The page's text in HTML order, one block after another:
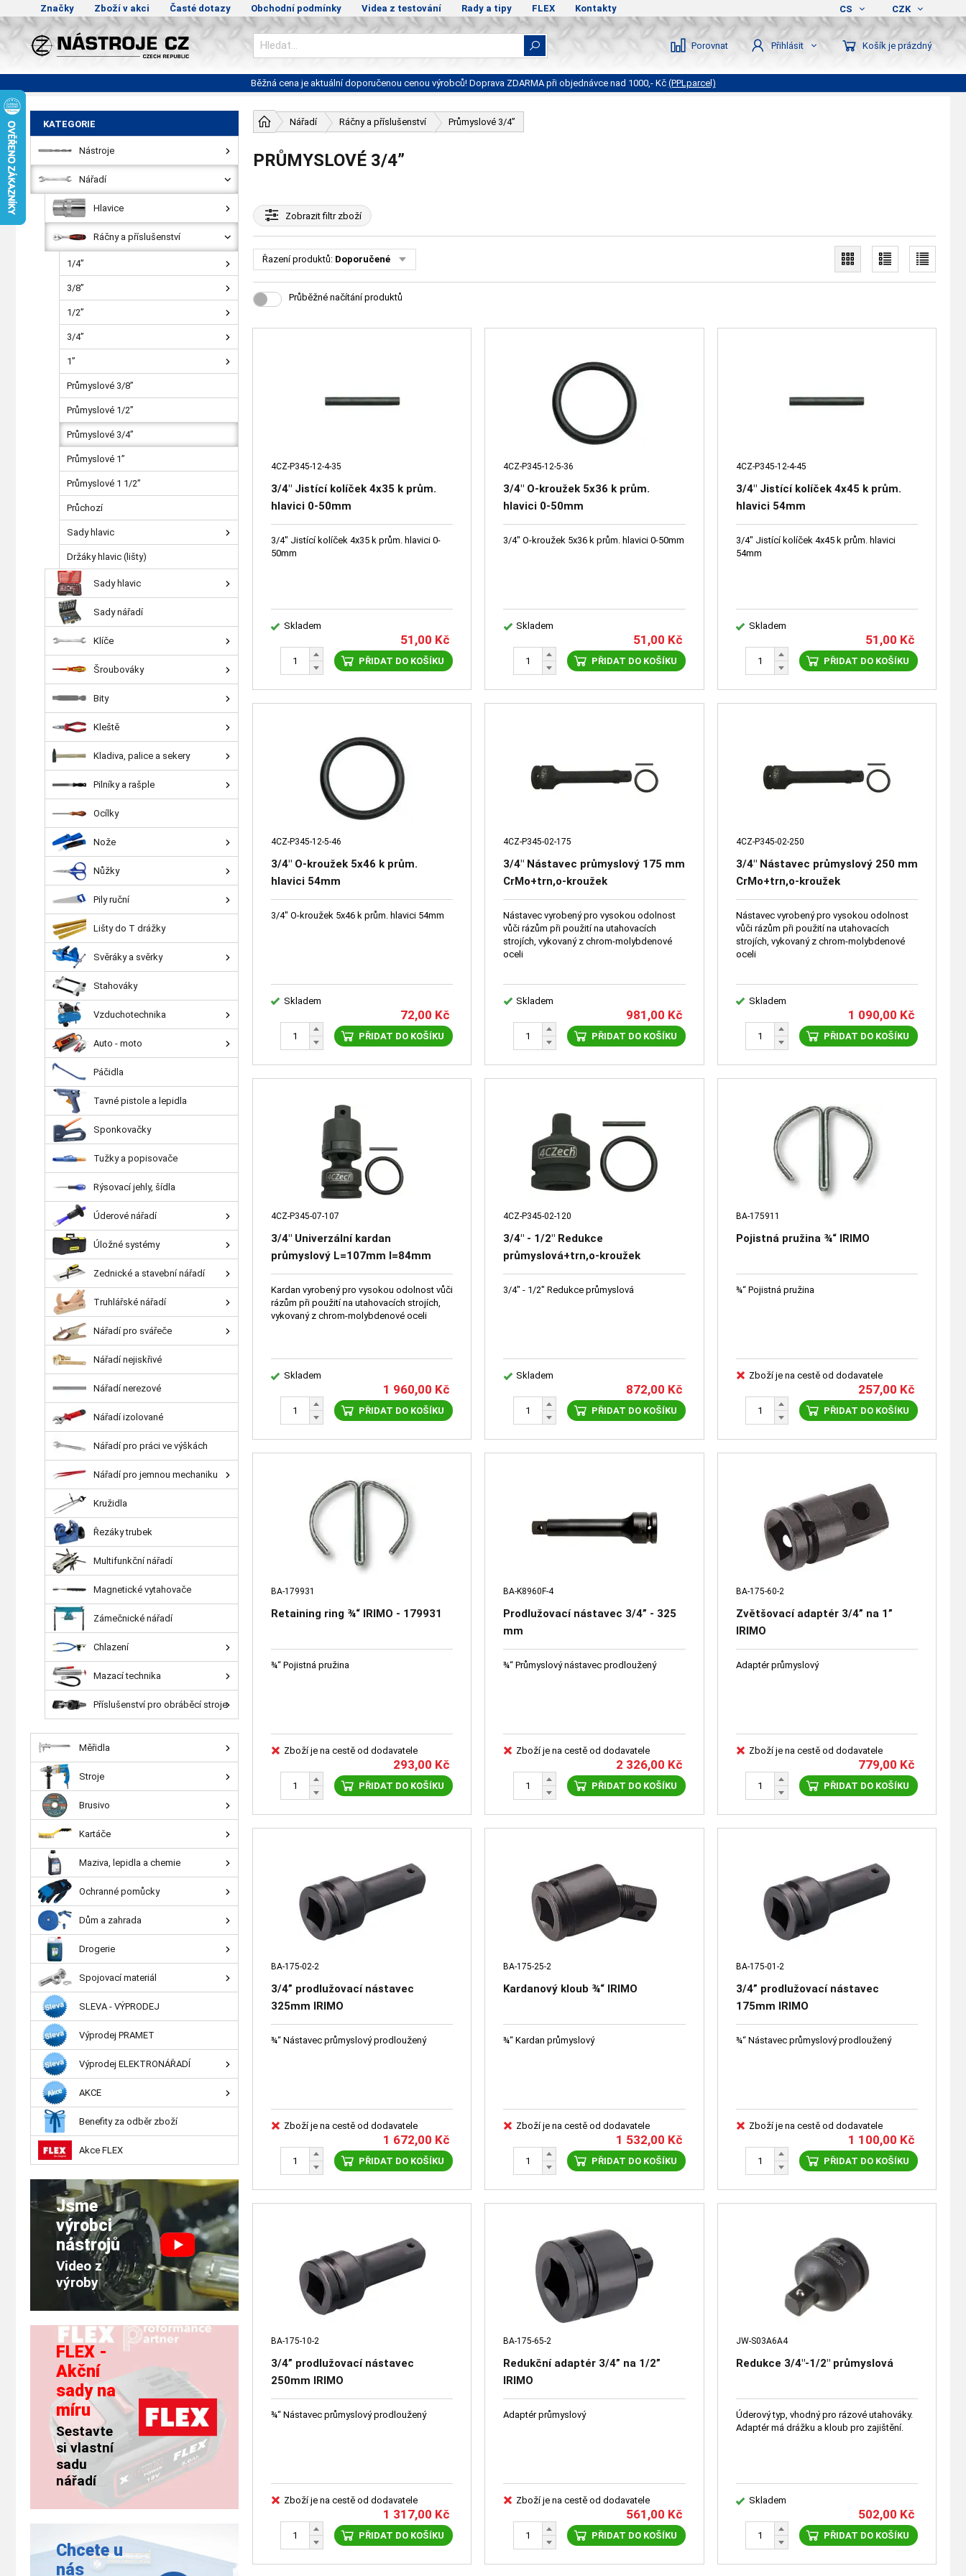
Značky Zboží v akci Časté dotazy Obchodní podmínky Videa z testování Rady a tipy FLEX Kontakty CS CZK
Porovnat Přihlásit Košík je prázdný
Běžná cena je aktuální doporučenou cenou výrobců! Doprava ZDARMA při objednávce nad 1000,- Kč (PPLparcel)
Nářadí Ráčny a příslušenství Průmyslové 3/4”
PRŮMYSLOVÉ 3/4”
Zobrazitfiltr zboží
Řazení produktů: Doporučené
Průběžné načítání produktů
4CZ-P345-12-4-35
3/4" Jistící kolíček 4x35 k prům.
hlavici 0-50mm
3/4" Jistící kolíček 4x35 k prům. hlavici 0-
50mm
Skladem
51,00 Kč
PŘIDAT DO KOŠÍKU
4CZ-P345-12-5-36
3/4" O-kroužek 5x36 k prům.
hlavici 0-50mm
3/4" O-kroužek 5x36 k prům. hlavici 0-50mm
Skladem
51,00 Kč
PŘIDAT DO KOŠÍKU
4CZ-P345-12-4-45
3/4" Jistící kolíček 4x45 k prům.
hlavici 54mm
3/4" Jistící kolíček 4x45 k prům. hlavici
54mm
Skladem
51,00 Kč
PŘIDAT DO KOŠÍKU
4CZ-P345-12-5-46
3/4" O-kroužek 5x46 k prům.
hlavici 54mm
3/4" O-kroužek 5x46 k prům. hlavici 54mm
Skladem
72,00 Kč
PŘIDAT DO KOŠÍKU
4CZ-P345-02-175
3/4" Nástavec průmyslový 175 mm
CrMo+trn,o-kroužek
Nástavec vyrobený pro vysokou odolnost
vůči rázům při použití na utahovacích
strojích, vykovaný z chrom-molybdenové
oceli
Skladem
981,00 Kč
PŘIDAT DO KOŠÍKU
4CZ-P345-02-250
3/4" Nástavec průmyslový 250 mm
CrMo+trn,o-kroužek
Nástavec vyrobený pro vysokou odolnost
vůči rázům při použití na utahovacích
strojích, vykovaný z chrom-molybdenové
oceli
Skladem
1 090,00 Kč
PŘIDAT DO KOŠÍKU
4CZ-P345-07-107
3/4" Univerzální kardan
průmyslový L=107mm l=84mm
CrMo+trn,o-kroužek
Kardan vyrobený pro vysokou odolnost vůči
rázům při použití na utahovacích strojích,
vykovaný z chrom-molybdenové oceli
Skladem
1 960,00 Kč
PŘIDAT DO KOŠÍKU
4CZ-P345-02-120
3/4" - 1/2" Redukce
průmyslová+trn,o-kroužek
3/4" - 1/2" Redukce průmyslová
Skladem
872,00 Kč
PŘIDAT DO KOŠÍKU
BA-175911
Pojistná pružina ¾“ IRIMO
¾“ Pojistná pružina
Zboží je na cestě od dodavatele
257,00 Kč
PŘIDAT DO KOŠÍKU
BA-179931
Retaining ring ¾“ IRIMO - 179931
¾“ Pojistná pružina
Zboží je na cestě od dodavatele
293,00 Kč
PŘIDAT DO KOŠÍKU
BA-K8960F-4
Prodlužovací nástavec 3/4” - 325
mm
¾“ Průmyslový nástavec prodloužený
Zboží je na cestě od dodavatele
2 326,00 Kč
PŘIDAT DO KOŠÍKU
BA-175-60-2
Zvětšovací adaptér 3/4” na 1”
IRIMO
Adaptér průmyslový
Zboží je na cestě od dodavatele
779,00 Kč
PŘIDAT DO KOŠÍKU
BA-175-02-2
3/4” prodlužovací nástavec
325mm IRIMO
¾“ Nástavec průmyslový prodloužený
Zboží je na cestě od dodavatele
1 672,00 Kč
PŘIDAT DO KOŠÍKU
BA-175-25-2
Kardanový kloub ¾“ IRIMO
¾“ Kardan průmyslový
Zboží je na cestě od dodavatele
1 532,00 Kč
PŘIDAT DO KOŠÍKU
BA-175-01-2
3/4” prodlužovací nástavec
175mm IRIMO
¾“ Nástavec průmyslový prodloužený
Zboží je na cestě od dodavatele
1 100,00 Kč
PŘIDAT DO KOŠÍKU
BA-175-10-2
3/4” prodlužovací nástavec
250mm IRIMO
¾“ Nástavec průmyslový prodloužený
Zboží je na cestě od dodavatele
1 317,00 Kč
PŘIDAT DO KOŠÍKU
BA-175-65-2
Redukční adaptér 3/4” na 1/2”
IRIMO
Adaptér průmyslový
Zboží je na cestě od dodavatele
561,00 Kč
PŘIDAT DO KOŠÍKU
JW-S03A6A4
Redukce 3/4"-1/2" průmyslová
Úderový typ, vhodný pro rázové utahováky.
Adaptér má drážku a kloub pro zajištění.
Skladem
502,00 Kč
PŘIDAT DO KOŠÍKU
KATEGORIE
Nástroje
Nářadí
Hlavice
Ráčny a příslušenství
1/4”
3/8”
1/2”
3/4”
1”
Průmyslové 3/8”
Průmyslové 1/2”
Průmyslové 3/4”
Průmyslové 1”
Průmyslové 1 1/2”
Průchozí
Sady hlavic
Držáky hlavic (lišty)
Sady hlavic
Sady nářadí
Klíče
Šroubováky
Bity
Kleště
Kladiva, palice a sekery
Pilníky a rašple
Ocílky
Nože
Nůžky
Pily ruční
Lišty do T drážky
Svěráky a svěrky
Stahováky
Vzduchotechnika
Auto - moto
Páčidla
Tavné pistole a lepidla
Sponkovačky
Tužky a popisovače
Rýsovací jehly, šídla
Úderové nářadí
Úložné systémy
Zednické a stavební nářadí
Truhlářské nářadí
Nářadí pro svářeče
Nářadí nejiskřivé
Nářadí nerezové
Nářadí izolované
Nářadí pro práci ve výškách
Nářadí pro jemnou mechaniku
Kružidla
Řezáky trubek
Multifunkční nářadí
Magnetické vytahovače
Zámečnické nářadí
Chlazení
Mazací technika
Příslušenství pro obráběcí stroje
Měřidla
Stroje
Brusivo
Kartáče
Maziva, lepidla a chemie
Ochranné pomůcky
Dům a zahrada
Drogerie
Spojovací materiál
SLEVA - VÝPRODEJ
Výprodej PRAMET
Výprodej ELEKTRONÁŘADÍ
AKCE
Benefity za odběr zboží
Akce FLEX
Jsme
výrobci
nástrojů
Video z
výroby
FLEX -
Akční
sady na
míru
Sestavte
si vlastní
sadu
nářadí
Chcete u
nás